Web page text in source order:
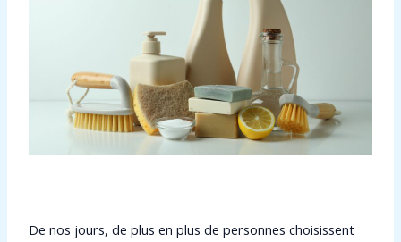
De nos jours, de plus en plus de personnes choisissent